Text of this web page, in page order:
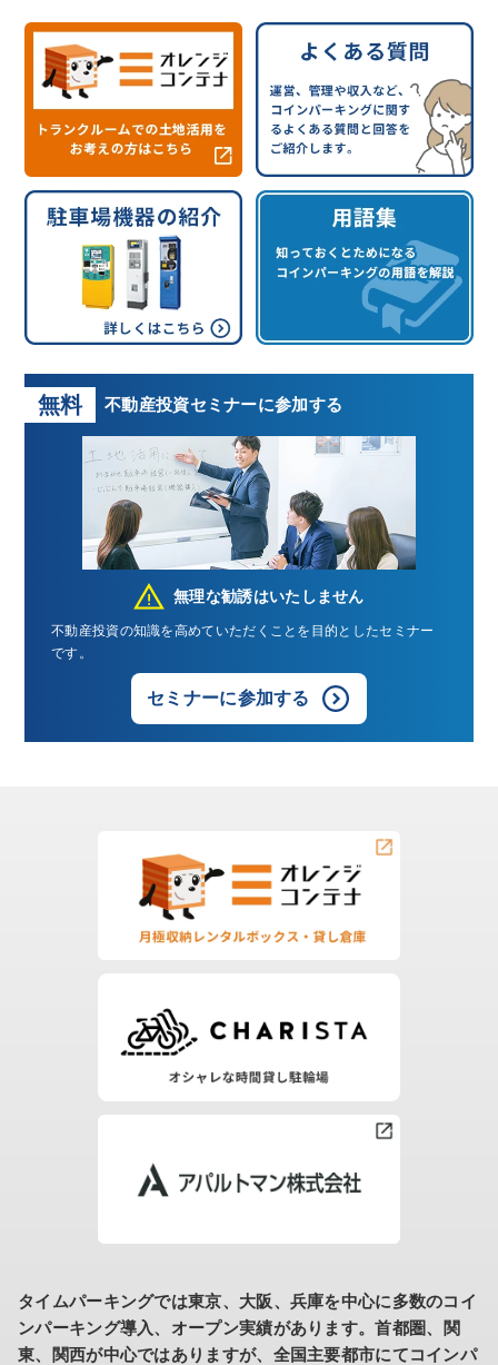
無料 不動産投資セミナーに参加する
無理な勧誘はいたしません
不動産投資の知識を高めていただくことを目的としたセミナー
です。
セミナーに参加する
タイムパーキングでは東京、大阪、兵庫を中心に多数のコイ
ンパーキング導入、オープン実績があります。首都圏、関
東、関西が中心ではありますが、全国主要都市にてコインパ